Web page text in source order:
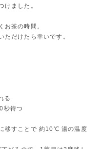
けました。
お茶の時間。
ただけたら幸いです。
る
秒待つ
移すことで 約10℃ 湯の温度